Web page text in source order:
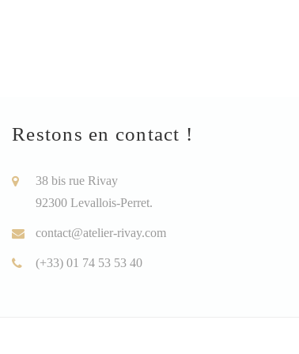
Restons en contact !
38 bis rue Rivay
92300 Levallois-Perret.
contact@atelier-rivay.com
(+33) 01 74 53 53 40